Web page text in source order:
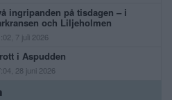
ingripanden på tisdagen – i
och Liljeholmen
7 juli 2026
i Aspudden
28 juni 2026